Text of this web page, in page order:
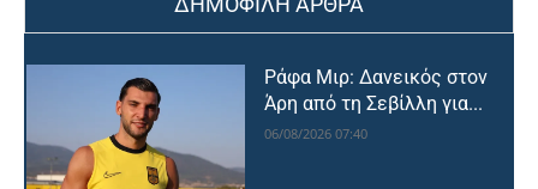
Ράφα Μιρ: Δανεικός στον
Άρη από τη Σεβίλλη για...
06/08/2026 07:40